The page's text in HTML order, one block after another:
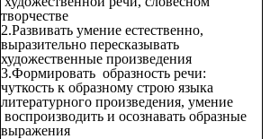
творчестве
2.Развивать умение естественно,
выразительно пересказывать
художественные произведения
3.Формировать образность речи:
чуткость к образному строю языка
литературного произведения, умение
воспроизводить и осознавать образные
выражения